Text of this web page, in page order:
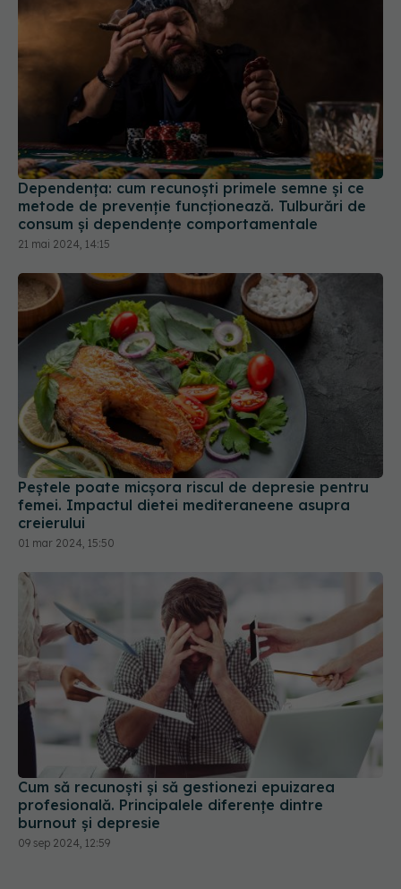
Dependența: cum recunoști primele semne și ce
metode de prevenție funcționează. Tulburări de
consum și dependențe comportamentale
21 mai 2024, 14:15
Peștele poate micșora riscul de depresie pentru
femei. Impactul dietei mediteraneene asupra
creierului
01 mar 2024, 15:50
Cum să recunoști și să gestionezi epuizarea
profesională. Principalele diferențe dintre
burnout și depresie
09 sep 2024, 12:59